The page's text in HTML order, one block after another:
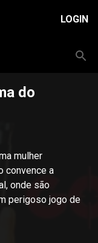
LOGIN
do
mulher
convence a
onde são
perigoso jogo de